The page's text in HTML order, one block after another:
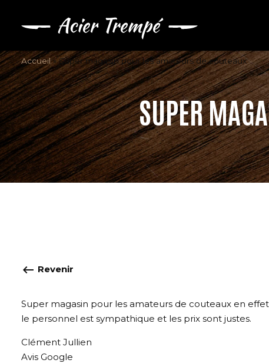
Accueil»Super magasin pour les amateurs de couteaux
SUPER
keyboard_backspace Revenir
Super magasin pour les amateurs de couteaux en
le personnel est sympathique et les prix sont justes.
Clément Jullien
Avis Google